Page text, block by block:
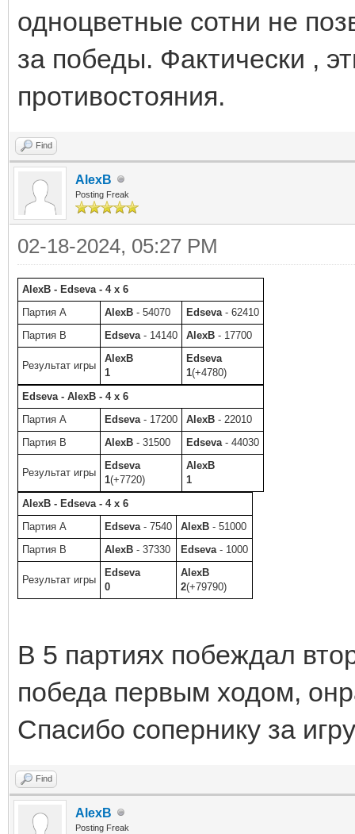
одноцветные сотни не
за победы. Фактически ,
противостояния.
Find
AlexB
Posting Freak
02-18-2024, 05:27 PM
AlexB - Edseva - 4 x 6
Партия A
AlexB - 54070 Edseva - 62410
Партия B
Edseva - 14140 AlexB - 17700
Результат игры
AlexB
1
Edseva
1(+4780)
Edseva - AlexB - 4 x 6
Партия A
Edseva - 17200 AlexB - 22010
Партия B
AlexB - 31500 Edseva - 44030
Результат игры
Edseva
1(+7720)
AlexB
1
AlexB - Edseva - 4 x 6
Партия A
Edseva - 7540 AlexB - 51000
Партия B
AlexB - 37330 Edseva - 1000
Результат игры
Edseva
0
AlexB
2(+79790)
В 5 партиях побеждал
победа первым ходом,
Спасибо сопернику за
Find
AlexB
Posting Freak